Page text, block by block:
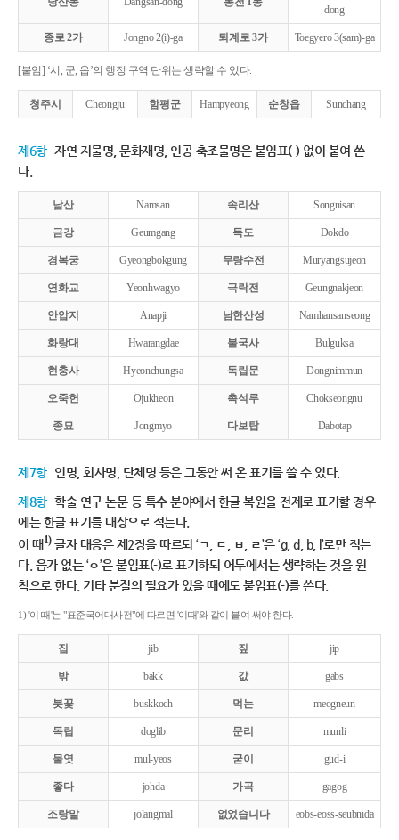
dong
종로 2가 Jongno 2(i)-ga 퇴계로 3가 Toegyero 3(sam)-ga
[붙임] ‘시, 군, 읍’의 행정 구역 단위는 생략할 수 있다.
청주시 Cheongju 함평군 Hampyeong 순창읍 Sunchang
제6항 자연 지물명, 문화재명, 인공 축조물명은 붙임표(-) 없이 붙여 쓴
다.
남산 Namsan 속리산 Songnisan
금강 Geumgang 독도 Dokdo
경복궁 Gyeongbokgung 무량수전 Muryangsujeon
연화교 Yeonhwagyo 극락전 Geungnakjeon
안압지 Anapji 남한산성 Namhansanseong
화랑대 Hwarangdae 불국사 Bulguksa
현충사 Hyeonchungsa 독립문 Dongnimmun
오죽헌 Ojukheon 촉석루 Chokseongnu
종묘 Jongmyo 다보탑 Dabotap
제7항 인명, 회사명, 단체명 등은 그동안 써 온 표기를 쓸 수 있다.
제8항 학술 연구 논문 등 특수 분야에서 한글 복원을 전제로 표기할 경우
에는 한글 표기를 대상으로 적는다.
이 때1)글자 대응은 제2장을 따르되 ‘ㄱ, ㄷ, ㅂ, ㄹ’은 ‘g, d, b, l’로만 적는
다. 음가 없는 ‘ㅇ’은 붙임표(-)로 표기하되 어두에서는 생략하는 것을 원
칙으로 한다. 기타 분절의 필요가 있을 때에도 붙임표(-)를 쓴다.
1) '이 때'는 "표준국어대사전"에 따르면 '이때'와 같이 붙여 써야 한다.
집 jib 짚 jip
밖 bakk 값 gabs
붓꽃 buskkoch 먹는 meogneun
독립 doglib 문리 munli
물엿 mul-yeos 굳이 gud-i
좋다 johda 가곡 gagog
조랑말 jolangmal 없었습니다 eobs-eoss-seubnida